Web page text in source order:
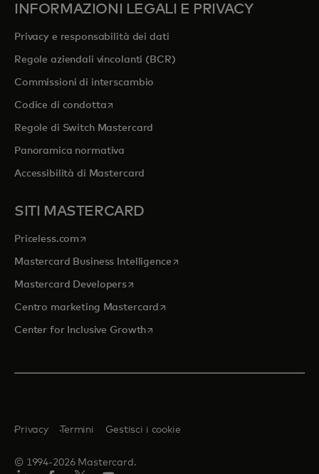
INFORMAZIONI LEGALI E PRIVACY
Privacy e responsabilità dei dati
Regole aziendali vincolanti (BCR)
Commissioni di interscambio
Codice di condottasi apre in una nuova scheda
Regole di Switch Mastercard
Panoramica normativa
Accessibilità di Mastercard
SITI MASTERCARD
Priceless.com si apre in una nuova scheda
Mastercard Business Intelligencesi apre in una nuova scheda
Mastercard Developerssi apre in una nuova scheda
Centro marketing Mastercard si apre in una nuova scheda
Center for Inclusive Growthsi apre in una nuova scheda
© 1994-2026 Mastercard.
Privacy Termini Gestisci i cookie